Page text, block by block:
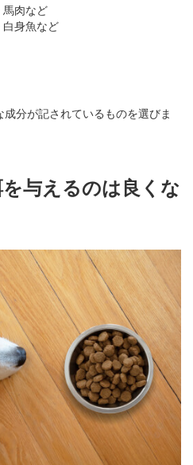
肉など
身魚など
分が記されているものを選びま
与えるのは良くな